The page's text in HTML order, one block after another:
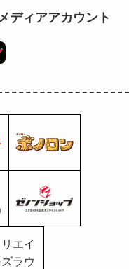
ディアアカウント